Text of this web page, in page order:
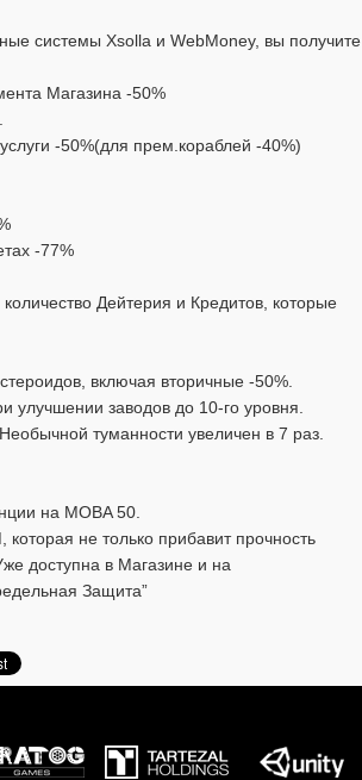
системы Xsolla и WebMoney, вы получите
Магазина -50%
-50%(для прем.кораблей -40%)
-77%
Дейтерия и Кредитов, которые
включая вторичные -50%.
улучшении заводов до 10-го уровня.
туманности увеличен в 7 раз.
на MOBA 50.
не только прибавит прочность
доступна в Магазине и на
Защита”